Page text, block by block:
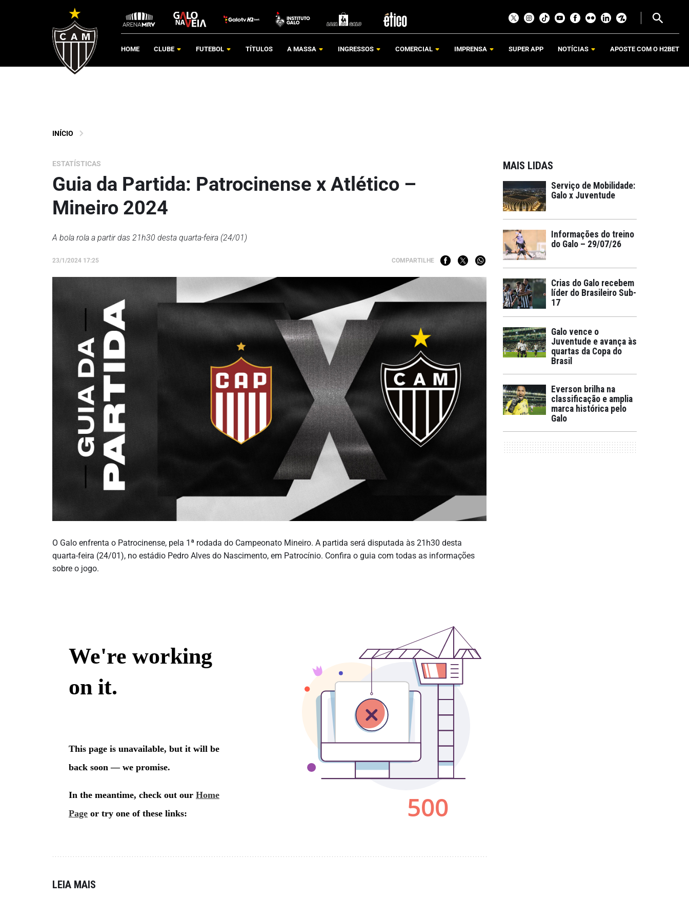
HOME CLUBE FUTEBOL TÍTULOS A MASSA INGRESSOS COMERCIAL IMPRENSA SUPER APP NOTÍCIAS APOSTE COM O H2BET
INÍCIO
ESTATÍSTICAS
Guia da Partida: Patrocinense x Atlético –
Mineiro 2024
A bola rola a partir das 21h30 desta quarta-feira (24/01)
23/1/2024 17:25 COMPARTILHE
O Galo enfrenta o Patrocinense, pela 1ª rodada do Campeonato Mineiro. A partida será disputada às 21h30 desta
quarta-feira (24/01), no estádio Pedro Alves do Nascimento, em Patrocínio. Confira o guia com todas as informações
sobre o jogo.
LEIA MAIS
MAIS LIDAS
Serviço de Mobilidade:
Galo x Juventude
Informações do treino
do Galo – 29/07/26
Crias do Galo recebem
líder do Brasileiro Sub-
17
Galo vence o
Juventude e avança às
quartas da Copa do
Brasil
Everson brilha na
classificação e amplia
marca histórica pelo
Galo